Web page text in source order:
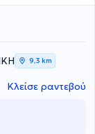
Φάρο του Νέου
-
«Αττικόν».
της
του 14ου
Ήπατος
βαθμό
9,3 km
Κλείσε ραντεβού